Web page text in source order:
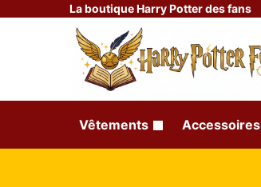
La boutique Harry Potter des fans
Vêtements Accessoires